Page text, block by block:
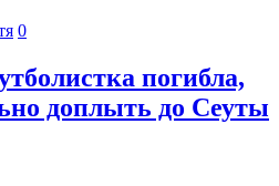
0
погибла,
доплыть до Сеуты